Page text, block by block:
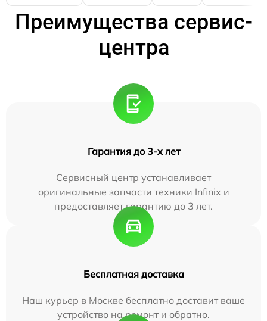
Преимущества сервис-
центра
Гарантия до 3-х лет
Сервисный центр устанавливает
оригинальные запчасти техники Infinix и
предоставляет гарантию до 3 лет.
Бесплатная доставка
Наш курьер в Москве бесплатно доставит ваше
устройство на ремонт и обратно.